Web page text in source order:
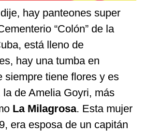
hay panteones super
“Colón” de la
está lleno de
hay una tumba en
siempre tiene flores y es
de Amelia Goyri, más
La Milagrosa. Esta mujer
era esposa de un capitán